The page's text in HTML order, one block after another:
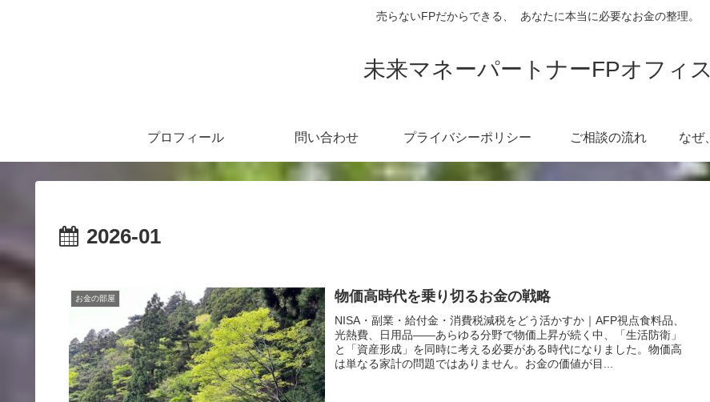
売らないFPだからできる、 あなたに本当に必要なお金の整理。
未来マネーパートナーFPオフィス
プロフィール 問い合わせ プライバシーポリシー ご相談の流れ
2026-01
お金の部屋 物価高時代を乗り切るお金の戦略
NISA・副業・給付金・消費税減税をどう活かすか｜AFP視点食料品、
光熱費、日用品――あらゆる分野で物価上昇が続く中、「生活防衛」
と「資産形成」を同時に考える必要がある時代になりました。物価高
は単なる家計の問題ではありません。お金の価値が目...